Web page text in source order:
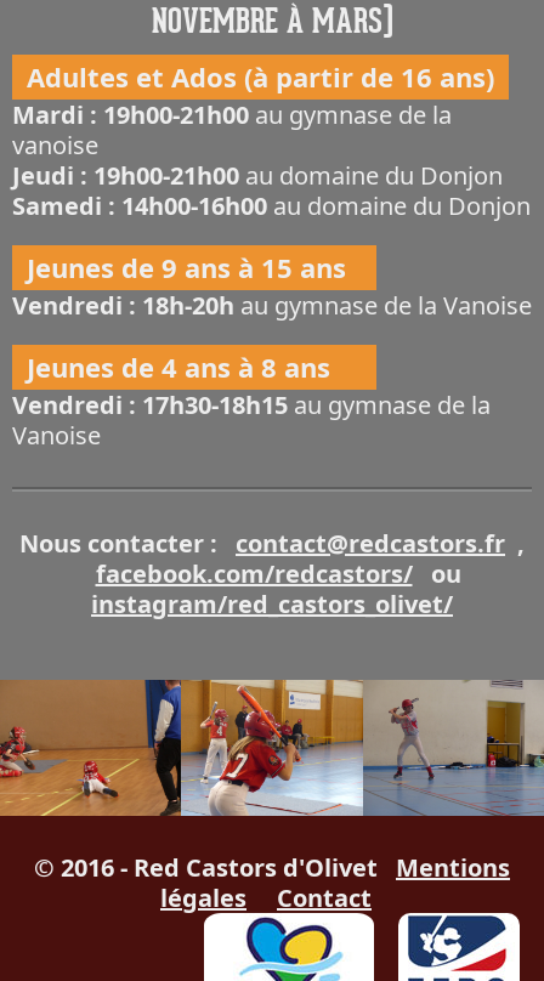
NOVEMBRE À MARS)
Adultes et Ados (à partir de 16 ans)
Mardi : 19h00-21h00 au gymnase de la
vanoise
Jeudi : 19h00-21h00 au domaine du Donjon
Samedi : 14h00-16h00 au domaine du Donjon
Jeunes de 9 ans à 15 ans
Vendredi : 18h-20h au gymnase de la Vanoise
Jeunes de 4 ans à 8 ans
Vendredi : 17h30-18h15 au gymnase de la
Vanoise
Nous contacter : contact@redcastors.fr ,
facebook.com/redcastors/
ou
instagram/red_castors_olivet/
© 2016 - Red Castors d'Olivet
Mentions
légales
Contact